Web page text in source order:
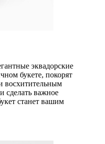
эквадорские
букете, покорят
восхитительным
сделать важное
станет вашим